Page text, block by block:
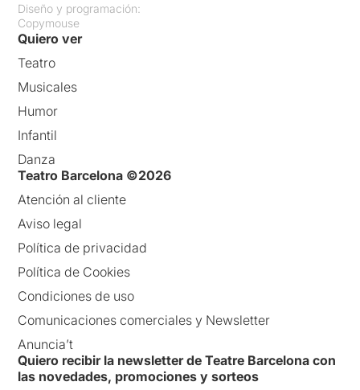
Diseño y programación:
Copymouse
Quiero ver
Teatro
Musicales
Humor
Infantil
Danza
Teatro Barcelona ©2026
Atención al cliente
Aviso legal
Política de privacidad
Política de Cookies
Condiciones de uso
Comunicaciones comerciales y Newsletter
Anuncia’t
Quiero recibir la newsletter de Teatre Barcelona con
las novedades, promociones y sorteos